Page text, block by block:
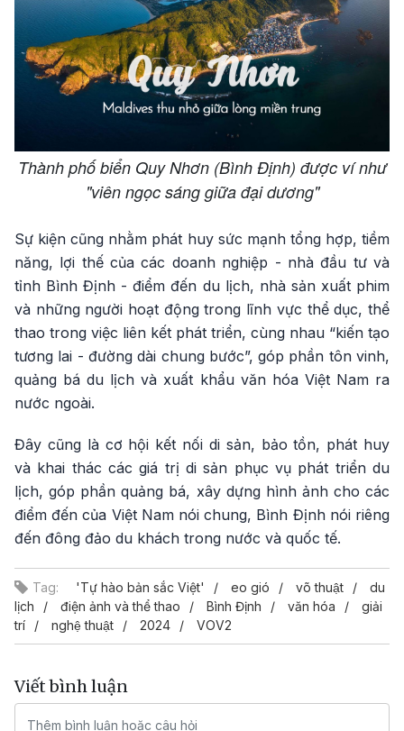
Thành phố biển Quy Nhơn (Bình Định) được ví như
"viên ngọc sáng giữa đại dương"
Sự kiện cũng nhằm phát huy sức mạnh tổng hợp, tiềm
năng, lợi thế của các doanh nghiệp - nhà đầu tư và
tỉnh Bình Định - điểm đến du lịch, nhà sản xuất phim
và những người hoạt động trong lĩnh vực thể dục, thể
thao trong việc liên kết phát triển, cùng nhau “kiến tạo
tương lai - đường dài chung bước”, góp phần tôn vinh,
quảng bá du lịch và xuất khẩu văn hóa Việt Nam ra
nước ngoài.
Đây cũng là cơ hội kết nối di sản, bảo tồn, phát huy
và khai thác các giá trị di sản phục vụ phát triển du
lịch, góp phần quảng bá, xây dựng hình ảnh cho các
điểm đến của Việt Nam nói chung, Bình Định nói riêng
đến đông đảo du khách trong nước và quốc tế.
Tag: 'Tự hào bản sắc Việt' eo gió võ thuật
du
lịch
điện ảnh và thể thao Bình Định văn hóa
giải
trí
nghệ thuật 2024 VOV2
Viết bình luận